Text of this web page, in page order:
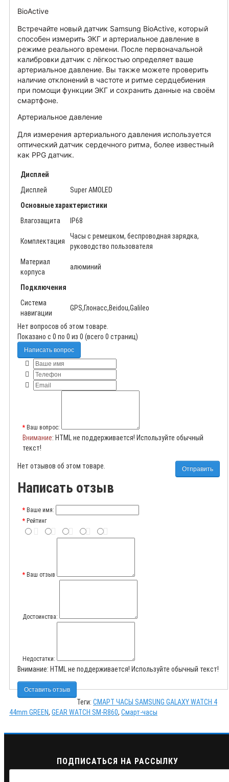
BioActive
Встречайте новый датчик Samsung BioActive, который
способен измерить ЭКГ и артериальное давление в
режиме реального времени. После первоначальной
калибровки датчик с лёгкостью определяет ваше
артериальное давление. Вы также можете проверить
наличие отклонений в частоте и ритме сердцебиения
при помощи функции ЭКГ и сохранить данные на своём
смартфоне.
Артериальное давление
Для измерения артериального давления используется
оптический датчик сердечного ритма, более известный
как PPG датчик.
Дисплей
Дисплей
Super AMOLED
Основные характеристики
Влагозащита
IP68
Комплектация
Часы c ремешком, беспроводная зарядка,
руководство пользователя
Материал
корпуса
алюминий
Подключения
Система
навигации
GPS,Глонасс,Beidou,Galileo
Нет вопросов об этом товаре.
Показано с 0 по 0 из 0 (всего 0 страниц)
Написать вопрос
Ваш вопрос:
Внимание: HTML не поддерживается! Используйте обычный
текст!
Отправить
Нет отзывов об этом товаре.
Написать отзыв
Ваше имя:
Рейтинг
Ваш отзыв
Достоинства:
Недостатки:
Внимание: HTML не поддерживается! Используйте обычный текст!
Оставить отзыв
Теги: СМАРТ ЧАСЫ SAMSUNG GALAXY WATCH 4
44mm GREEN, GEAR WATCH SM-R860, Смарт-часы
ПОДПИСАТЬСЯ НА РАССЫЛКУ